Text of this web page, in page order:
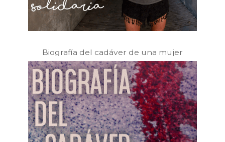
Biografía del cadáver de una mujer